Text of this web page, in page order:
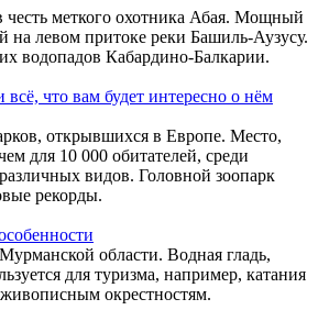
меткого охотника Абая. Мощный
на левом притоке реки Башиль-Аузусу.
водопадов Кабардино-Балкарии.
что вам будет интересно о нём
открывшихся в Европе. Место,
для 10 000 обитателей, среди
видов. Головной зоопарк
рекорды.
области. Водная гладь,
для туризма, например, катания
окрестностям.